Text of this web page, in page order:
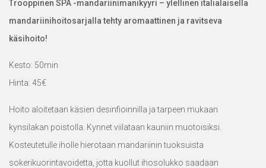
Trooppinen SPA -mandariinimanikyyri – ylellinen italialaisella
mandariinihoitosarjalla tehty aromaattinen ja ravitseva
käsihoito!
Kesto: 50min
Hinta: 45€
Hoito aloitetaan käsien desinfioinnilla ja tarpeen mukaan
kynsilakan poistolla. Kynnet viilataan kauniin muotoisiksi.
Kosteutetulle iholle hierotaan mandariinin tuoksuista
sokerikuorintavoidetta, jotta kuollut ihosolukko saadaan